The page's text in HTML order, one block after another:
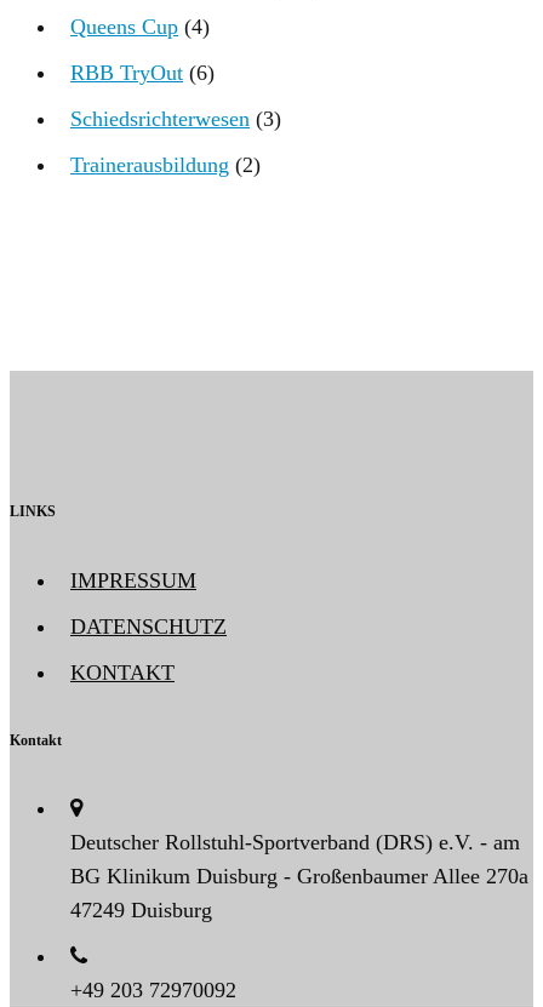
Queens Cup (4)
RBB TryOut (6)
Schiedsrichterwesen (3)
Trainerausbildung (2)
LINKS
IMPRESSUM
DATENSCHUTZ
KONTAKT
Kontakt
Deutscher Rollstuhl-Sportverband (DRS) e.V. - am
BG Klinikum Duisburg - Großenbaumer Allee 270a
47249 Duisburg
+49 203 72970092